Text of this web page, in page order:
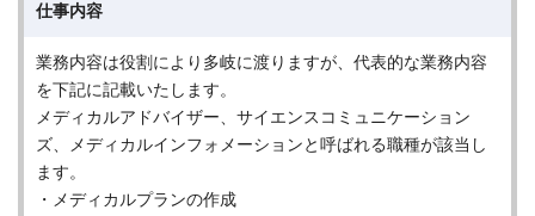
仕事内容
業務内容は役割により多岐に渡りますが、代表的な業務内容
を下記に記載いたします。
メディカルアドバイザー、サイエンスコミュニケーション
ズ、メディカルインフォメーションと呼ばれる職種が該当し
ます。
・メディカルプランの作成